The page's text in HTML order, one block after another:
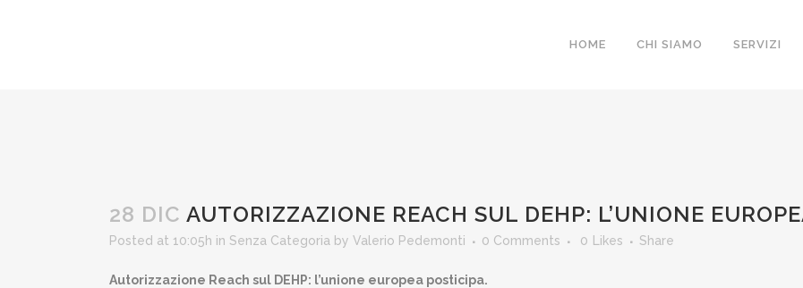
HOME CHI SIAMO SERVIZI
AUTORIZZAZIONE REACH SUL
EUROPEA POSTICIPA
28 DIC AUTORIZZAZIONE REACH SUL DEHP: L’UNIONE
Posted at 10:05h in Senza Categoria by Valerio Pedemonti 0 Comments 0 Likes Share
Autorizzazione Reach sul DEHP: l’unione europea posticipa.